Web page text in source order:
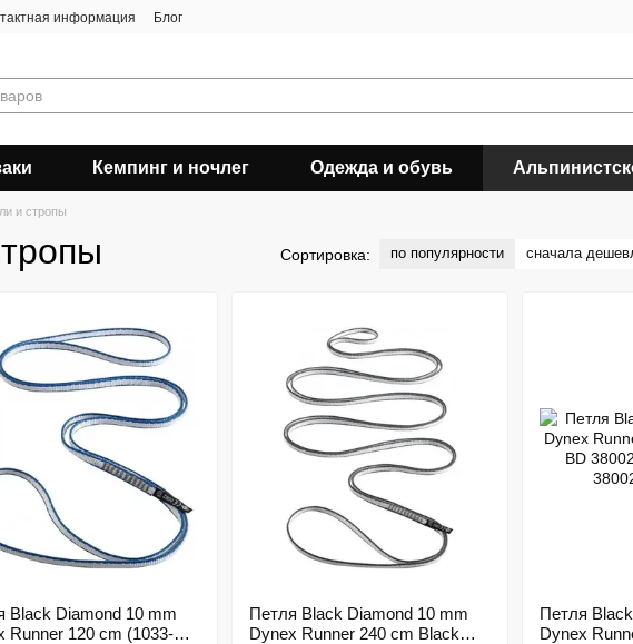
информация Блог
Кемпинг и ночлег Одежда и обувь
и стропы
Сортировка: по популярности сначала
Black Diamond 10 mm
Runner 120 cm (1033-BD
Петля Black Diamond 10 mm
Dynex Runner 240 cm Black
Петля
Dynex